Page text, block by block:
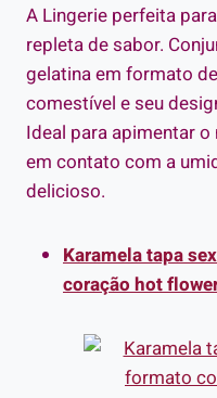
A Lingerie perfeita
repleta de sabor.
gelatina em formato
comestível e seu
Ideal para apimentar
em contato com a
delicioso.
Karamela tapa
coração hot